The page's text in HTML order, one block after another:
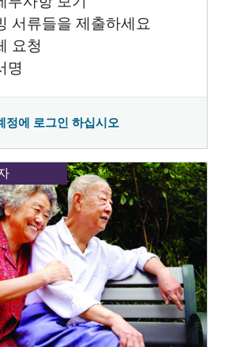
서류들을 제출하세요
요청
명
정에 로그인 하십시오